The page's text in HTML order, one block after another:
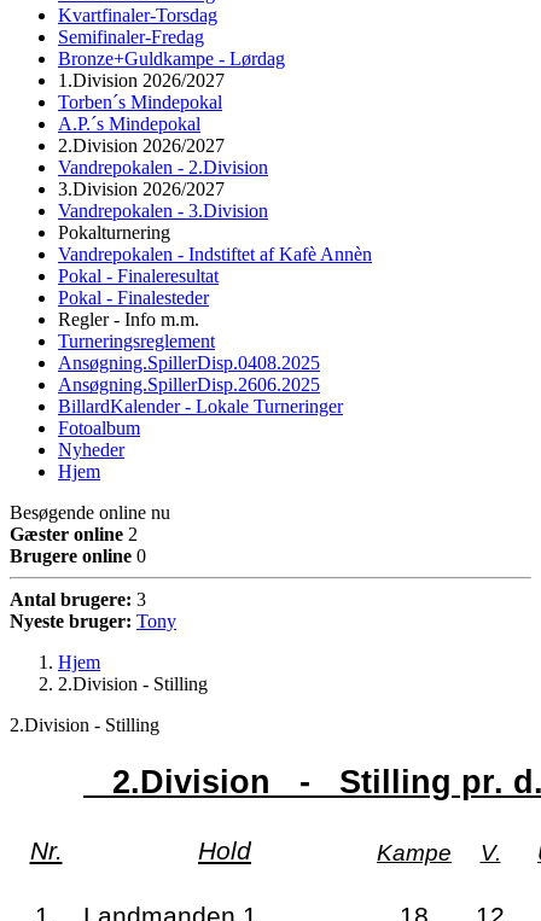
Kvartfinaler-Torsdag
Semifinaler-Fredag
Bronze+Guldkampe - Lørdag
1.Division 2026/2027
Torben´s Mindepokal
A.P.´s Mindepokal
2.Division 2026/2027
Vandrepokalen - 2.Division
3.Division 2026/2027
Vandrepokalen - 3.Division
Pokalturnering
Vandrepokalen - Indstiftet af Kafè Annèn
Pokal - Finaleresultat
Pokal - Finalesteder
Regler - Info m.m.
Turneringsreglement
Ansøgning.SpillerDisp.0408.2025
Ansøgning.SpillerDisp.2606.2025
BillardKalender - Lokale Turneringer
Fotoalbum
Nyheder
Hjem
Besøgende online nu
Gæster online 2
Brugere online 0
Antal brugere: 3
Nyeste bruger: Tony
Hjem
2.Division - Stilling
2.Division - Stilling
2.Division - Stilling pr.
Nr. Hold Kampe V.